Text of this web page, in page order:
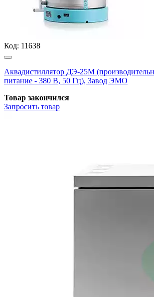
Код: 11638
Аквадистиллятор ДЭ-25М
питание - 380 В, 50 Гц), Завод ЭМО
Товар закончился
Запросить товар